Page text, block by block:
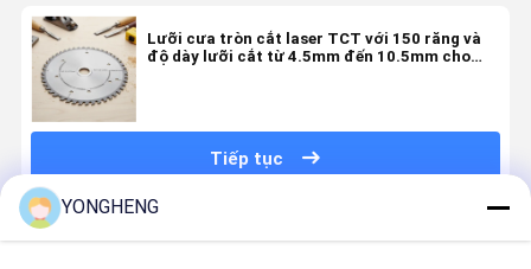
Lưỡi cưa tròn cắt laser TCT với 150 răng và
độ dày lưỡi cắt từ 4.5mm đến 10.5mm cho
Tiếp tục
Sản Phẩm Khuyến Cáo
YONGHENG